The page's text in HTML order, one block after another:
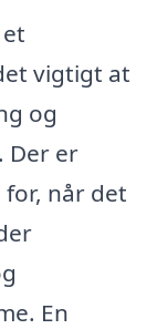
vigtigt at
og
Der er
når det
En